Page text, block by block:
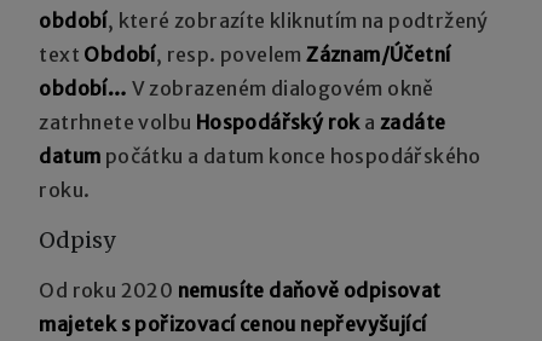
období, které zobrazíte kliknutím na podtržený
text Období, resp. povelemZáznam/Účetní
období… V zobrazeném dialogovém okně
zatrhnete volbu Hospodářský rokazadáte
datum počátku a datum konce hospodářského
roku.
Odpisy
Od roku 2020 nemusíte daňově odpisovat
majetek s pořizovací cenou nepřevyšující